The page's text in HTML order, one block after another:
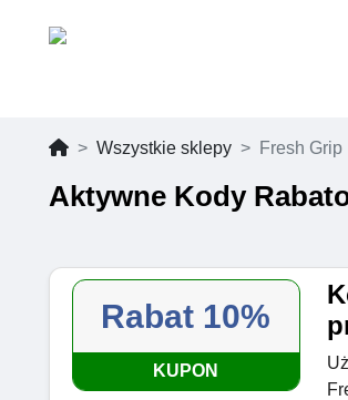
Wszystkie sklepy Fresh Grip
Aktywne Kody
Rabat 10%
KUPON